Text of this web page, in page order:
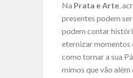
Na Prata e Arte,
presentes podem
podem contar
eternizar momentos
como tornar a sua
mimos que vão além